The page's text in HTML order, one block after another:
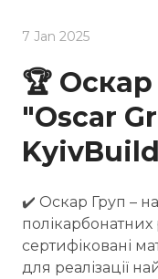
7 Jan 2025
🏆 Оскар
"Oscar
✔️ Оскар Груп –
сертифіковані
для реалізації